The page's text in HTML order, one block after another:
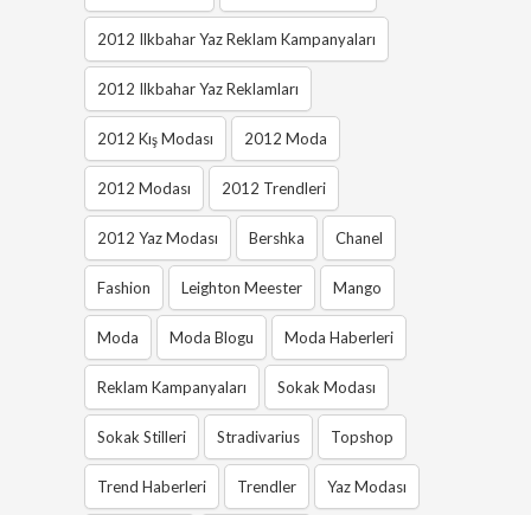
2012 Ilkbahar Yaz Reklam Kampanyaları
2012 Ilkbahar Yaz Reklamları
2012 Kış Modası 2012 Moda
2012 Modası 2012 Trendleri
2012 Yaz Modası Bershka Chanel
Fashion Leighton Meester Mango
Moda Moda Blogu Moda Haberleri
Reklam Kampanyaları Sokak Modası
Sokak Stilleri Stradivarius Topshop
Trend Haberleri Trendler Yaz Modası